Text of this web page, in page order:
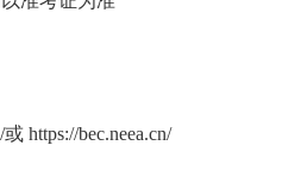
https://bec.neea.cn/